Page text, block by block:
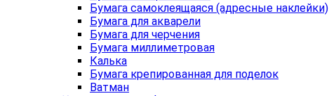
Бумага самоклеящаяся (адресные наклейки)
Бумага для акварели
Бумага для черчения
Бумага миллиметровая
Калька
Бумага крепированная для поделок
Ватман